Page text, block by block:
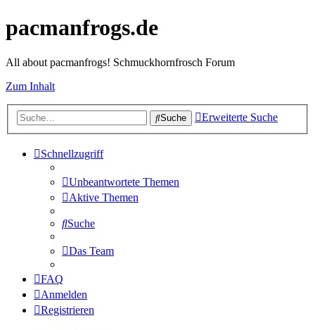
pacmanfrogs.de
All about pacmanfrogs! Schmuckhornfrosch Forum
Zum Inhalt
Suche Erweiterte Suche
Schnellzugriff
Unbeantwortete Themen
Aktive Themen
Suche
Das Team
FAQ
Anmelden
Registrieren